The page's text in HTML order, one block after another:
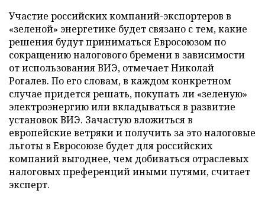
Участие российских компаний-экспортеров в
«зеленой» энергетике будет связано с тем, какие
решения будут приниматься Евросоюзом по
сокращению налогового бремени в зависимости
от использования ВИЭ, отмечает Николай
Рогалев. По его словам, в каждом конкретном
случае придется решать, покупать ли «зеленую»
электроэнергию или вкладываться в развитие
установок ВИЭ. Зачастую вложиться в
европейские ветряки и получить за это налоговые
льготы в Евросоюзе будет для российских
компаний выгоднее, чем добиваться отраслевых
налоговых преференций иными путями, считает
эксперт.